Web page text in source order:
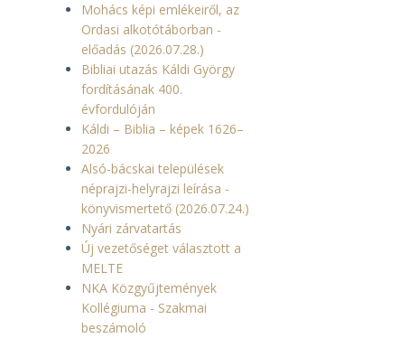
Mohács képi emlékeiről, az
Ordasi alkotótáborban -
előadás (2026.07.28.)
Bibliai utazás Káldi György
fordításának 400.
évfordulóján
Káldi – Biblia – képek 1626–
2026
Alsó-bácskai települések
néprajzi-helyrajzi leírása -
könyvismertető (2026.07.24.)
Nyári zárvatartás
Új vezetőséget választott a
MELTE
NKA Közgyűjtemények
Kollégiuma - Szakmai
beszámoló